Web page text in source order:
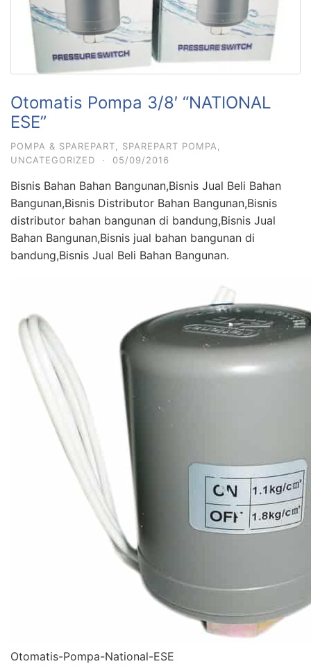
Otomatis Pompa 3/8′ “NATIONAL
ESE”
POMPA & SPAREPART, SPAREPART POMPA,
UNCATEGORIZED
· 05/09/2016
Bisnis Bahan Bahan Bangunan,Bisnis Jual Beli Bahan
Bangunan,Bisnis Distributor Bahan Bangunan,Bisnis
distributor bahan bangunan di bandung,Bisnis Jual
Bahan Bangunan,Bisnis jual bahan bangunan di
bandung,Bisnis Jual Beli Bahan Bangunan.
Otomatis-Pompa-National-ESE